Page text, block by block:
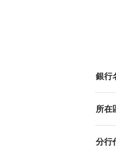
銀行
所在
分行